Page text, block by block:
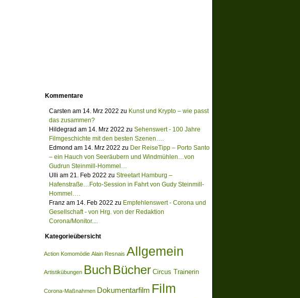
Kommentare
Carsten am 14. Mrz 2022 zu Kunst und Krypto – wie passt
das zusammen?
Hildegrad am 14. Mrz 2022 zu Sehenswert - 100 Jahre
Filmgeschichte mit den besten Szenen….
Edmond am 14. Mrz 2022 zu Der ReiseTipp – Porto Santo
– ein Hauch von Seeräubern und Windmühlen…von
Gudrun Steinmill-Hommel…
Ulli am 21. Feb 2022 zu Streetart Hamburg –
Hafenstraße…Foto-Session in Fahrt von Gudy Steinmill-
Hommel….
Franz am 14. Feb 2022 zu Empfehlenswert - Corona und
Gesellschaft - von Hrg. von der Redaktion
Corona/Monitor....
Kategorieübersicht
Action Komomödie Alain Resnais Allgemein
Artistikübungen Buch Bücher Circus Trainerin
Corona-Maßnahmen Dokumentarfilm Film